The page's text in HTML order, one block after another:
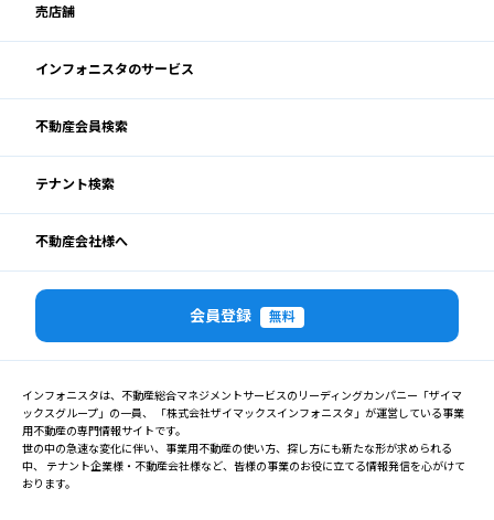
売店舗
インフォニスタのサービス
不動産会員検索
テナント検索
不動産会社様へ
会員登録 無料
インフォニスタは、不動産総合マネジメントサービスのリーディングカンパニー「ザイマ
ックスグループ」の一員、 「株式会社ザイマックスインフォニスタ」が運営している事業
用不動産の専門情報サイトです。
世の中の急速な変化に伴い、事業用不動産の使い方、探し方にも新たな形が求められる
中、 テナント企業様・不動産会社様など、皆様の事業のお役に立てる情報発信を心がけて
おります。